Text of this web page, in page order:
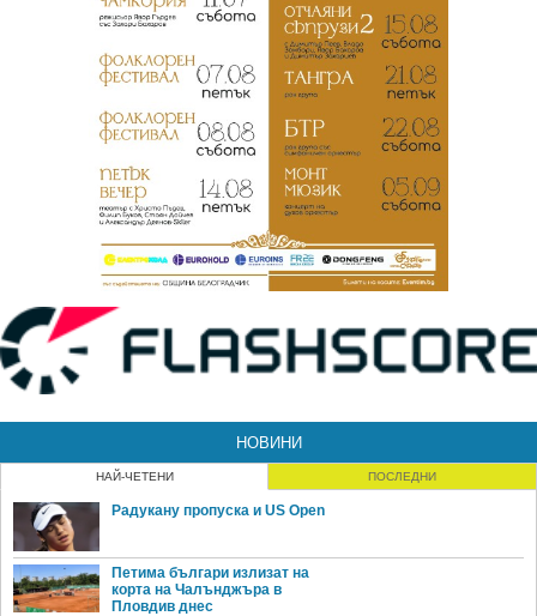
НОВИНИ
НАЙ-ЧЕТЕНИ ПОСЛЕДНИ
Радукану пропуска и US Open
Петима българи излизат на
корта на Чалънджъра в
Пловдив днес